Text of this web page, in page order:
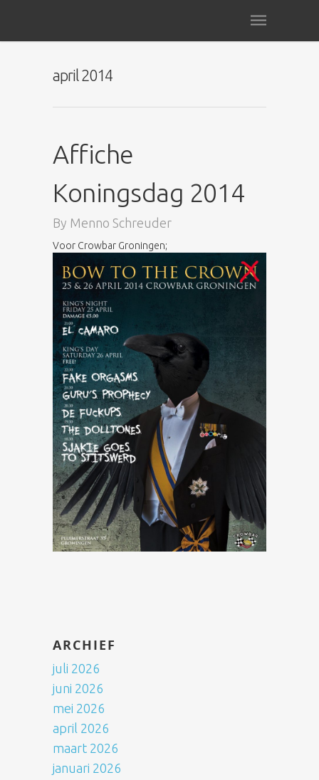
april 2014
Affiche
Koningsdag 2014
By Menno Schreuder
Voor Crowbar Groningen;
ARCHIEF
juli 2026
juni 2026
mei 2026
april 2026
maart 2026
januari 2026